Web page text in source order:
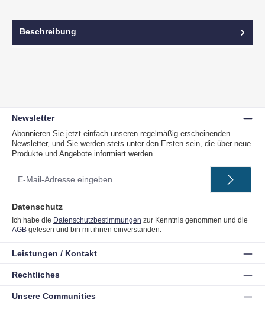
Beschreibung
Newsletter
Abonnieren Sie jetzt einfach unseren regelmäßig erscheinenden
Newsletter, und Sie werden stets unter den Ersten sein, die über neue
Produkte und Angebote informiert werden.
Mail-
Datenschutz
Ich habe die Datenschutzbestimmungen zur Kenntnis genommen und die
AGB gelesen und bin mit ihnen einverstanden.
Unsere Communities
Leistungen / Kontakt
Rechtliches